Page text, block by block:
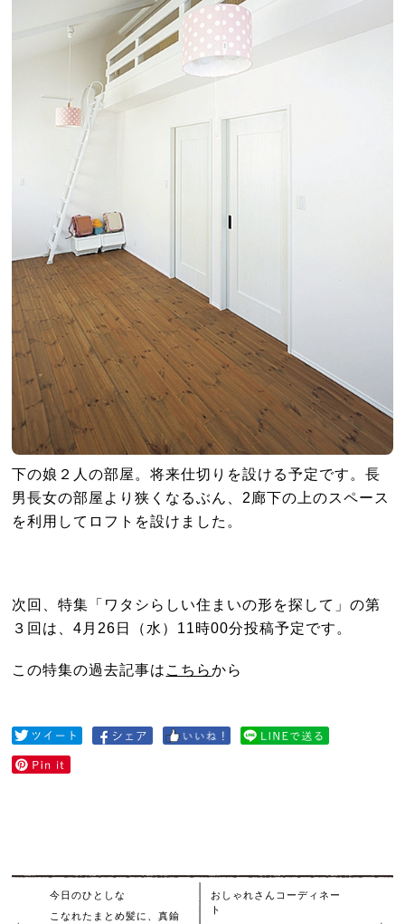
下の娘２人の部屋。将来仕切りを設ける予定です。長
男長女の部屋より狭くなるぶん、2廊下の上のスペース
を利用してロフトを設けました。
次回、特集「ワタシらしい住まいの形を探して」の第
３回は、4月26日（水）11時00分投稿予定です。
この特集の過去記事は こちらから
今日のひとしな
こなれたまとめ髪に、真鍮
おしゃれさんコーディネー
ト